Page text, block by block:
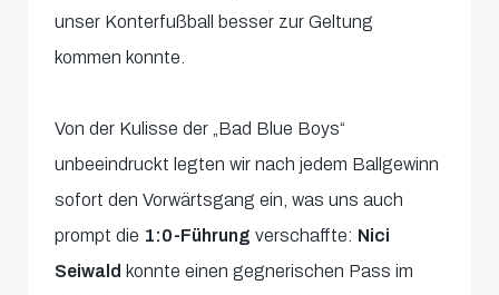
unser Konterfußball besser zur Geltung
kommen konnte.
Von der Kulisse der „Bad Blue Boys“
unbeeindruckt legten wir nach jedem Ballgewinn
sofort den Vorwärtsgang ein, was uns auch
prompt die 1:0-Führungverschaffte: Nici
Seiwald konnte einen gegnerischen Pass im